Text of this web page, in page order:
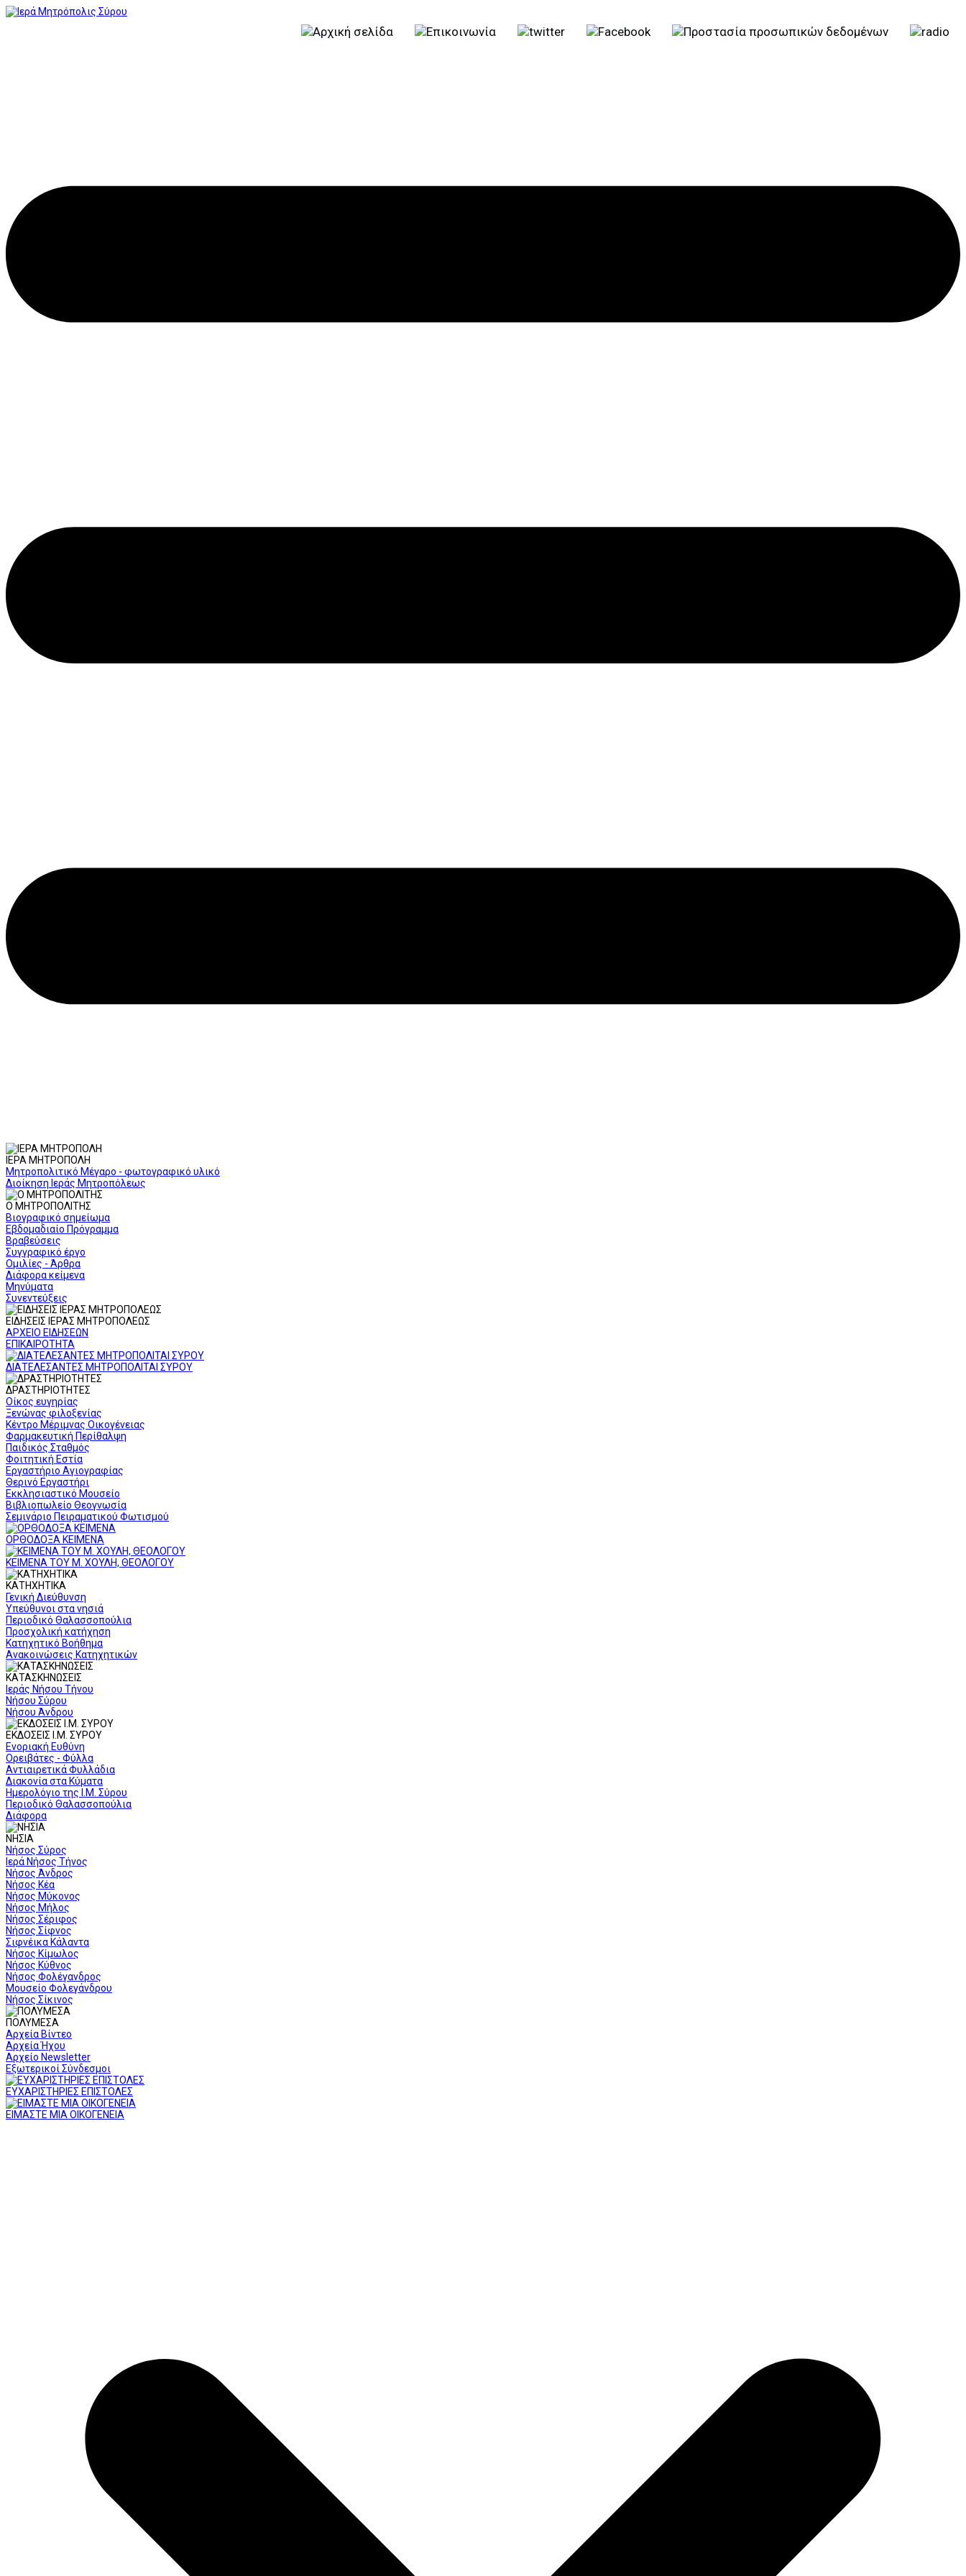
ΙΕΡΑ ΜΗΤΡΟΠΟΛΗ
Μητροπολιτικό Μέγαρο - φωτογραφικό υλικό
Διοίκηση Ιεράς Μητροπόλεως
Ο ΜΗΤΡΟΠΟΛΙΤΗΣ
Βιογραφικό σημείωμα
Εβδομαδιαίο Πρόγραμμα
Βραβεύσεις
Συγγραφικό έργο
Ομιλίες - Άρθρα
Διάφορα κείμενα
Μηνύματα
Συνεντεύξεις
ΕΙΔΗΣΕΙΣ ΙΕΡΑΣ ΜΗΤΡΟΠΟΛΕΩΣ
ΑΡΧΕΙΟ ΕΙΔΗΣΕΩΝ
ΕΠΙΚΑΙΡΟΤΗΤΑ
ΔΙΑΤΕΛΕΣΑΝΤΕΣ ΜΗΤΡΟΠΟΛΙΤΑΙ ΣΥΡΟΥ
ΔΡΑΣΤΗΡΙΟΤΗΤΕΣ
Οίκος ευγηρίας
Ξενώνας φιλοξενίας
Κέντρο Μέριμνας Οικογένειας
Φαρμακευτική Περίθαλψη
Παιδικός Σταθμός
Φοιτητική Εστία
Εργαστήριο Αγιογραφίας
Θερινό Εργαστήρι
Εκκλησιαστικό Μουσείο
Βιβλιοπωλείο Θεογνωσία
Σεμινάριο Πειραματικού Φωτισμού
ΟΡΘΟΔΟΞΑ ΚΕΙΜΕΝΑ
ΚΕΙΜΕΝΑ ΤΟΥ Μ. ΧΟΥΛΗ, ΘΕΟΛΟΓΟΥ
ΚΑΤΗΧΗΤΙΚΑ
Γενική Διεύθυνση
Υπεύθυνοι στα νησιά
Περιοδικό Θαλασσοπούλια
Προσχολική κατήχηση
Κατηχητικό Βοήθημα
Ανακοινώσεις Κατηχητικών
ΚΑΤΑΣΚΗΝΩΣΕΙΣ
Ιεράς Νήσου Τήνου
Νήσου Σύρου
Νήσου Άνδρου
ΕΚΔΟΣΕΙΣ Ι.Μ. ΣΥΡΟΥ
Ενοριακή Ευθύνη
Ορειβάτες - Φύλλα
Αντιαιρετικά Φυλλάδια
Διακονία στα Κύματα
Ημερολόγιο της Ι.Μ. Σύρου
Περιοδικό Θαλασσοπούλια
Διάφορα
ΝΗΣΙΑ
Νήσος Σύρος
Ιερά Νήσος Τήνος
Νήσος Άνδρος
Νήσος Κέα
Νήσος Μύκονος
Νήσος Μήλος
Νήσος Σέριφος
Νήσος Σίφνος
Σιφνέικα Κάλαντα
Νήσος Κίμωλος
Νήσος Κύθνος
Νήσος Φολέγανδρος
Μουσείο Φολεγάνδρου
Νήσος Σίκινος
ΠΟΛΥΜΕΣΑ
Αρχεία Βίντεο
Αρχεία Ήχου
Αρχείο Newsletter
Εξωτερικοί Σύνδεσμοι
ΕΥΧΑΡΙΣΤΗΡΙΕΣ ΕΠΙΣΤΟΛΕΣ
ΕΙΜΑΣΤΕ ΜΙΑ ΟΙΚΟΓΕΝΕΙΑ